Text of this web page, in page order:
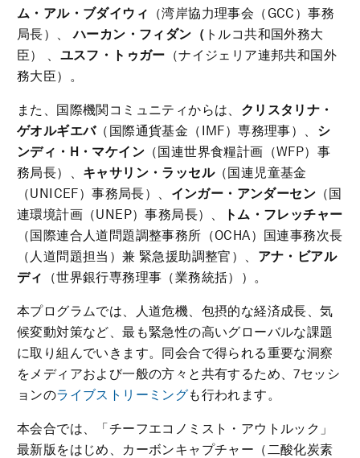
ム・アル・ブダイウィ
（湾岸協力理事会（GCC）事務
局長）、ハーカン・フィダン（ トルコ共和国外務大
臣） 、 ユスフ・トゥガー （ナイジェリア連邦共和国外
務大臣）。
また、国際機関コミュニティからは、 クリスタリナ・
ゲオルギエバ（国際通貨基金（IMF）専務理事）、 シ
ンディ・ H・マケイン （国連世界食糧計画（WFP）事
務局長）、 キャサリン・ラッセル（国連児童基金
（UNICEF）事務局長）、 インガー・アンダーセン （国
連環境計画（UNEP）事務局長）、
トム・フレッチャー
（国際連合人道問題調整事務所（OCHA）国連事務次長
（人道問題担当）兼 緊急援助調整官）、 アナ・ビアル
ディ
（世界銀行専務理事（業務統括））。
本プログラムでは、人道危機、包摂的な経済成長、気
候変動対策など、最も緊急性の高いグローバルな課題
に取り組んでいきます。同会合で得られる重要な洞察
をメディアおよび一般の方々と共有するため、7セッシ
ョンのライブストリーミングも行われます。
本会合では、「チーフエコノミスト・アウトルック」
最新版をはじめ、カーボンキャプチャー（二酸化炭素